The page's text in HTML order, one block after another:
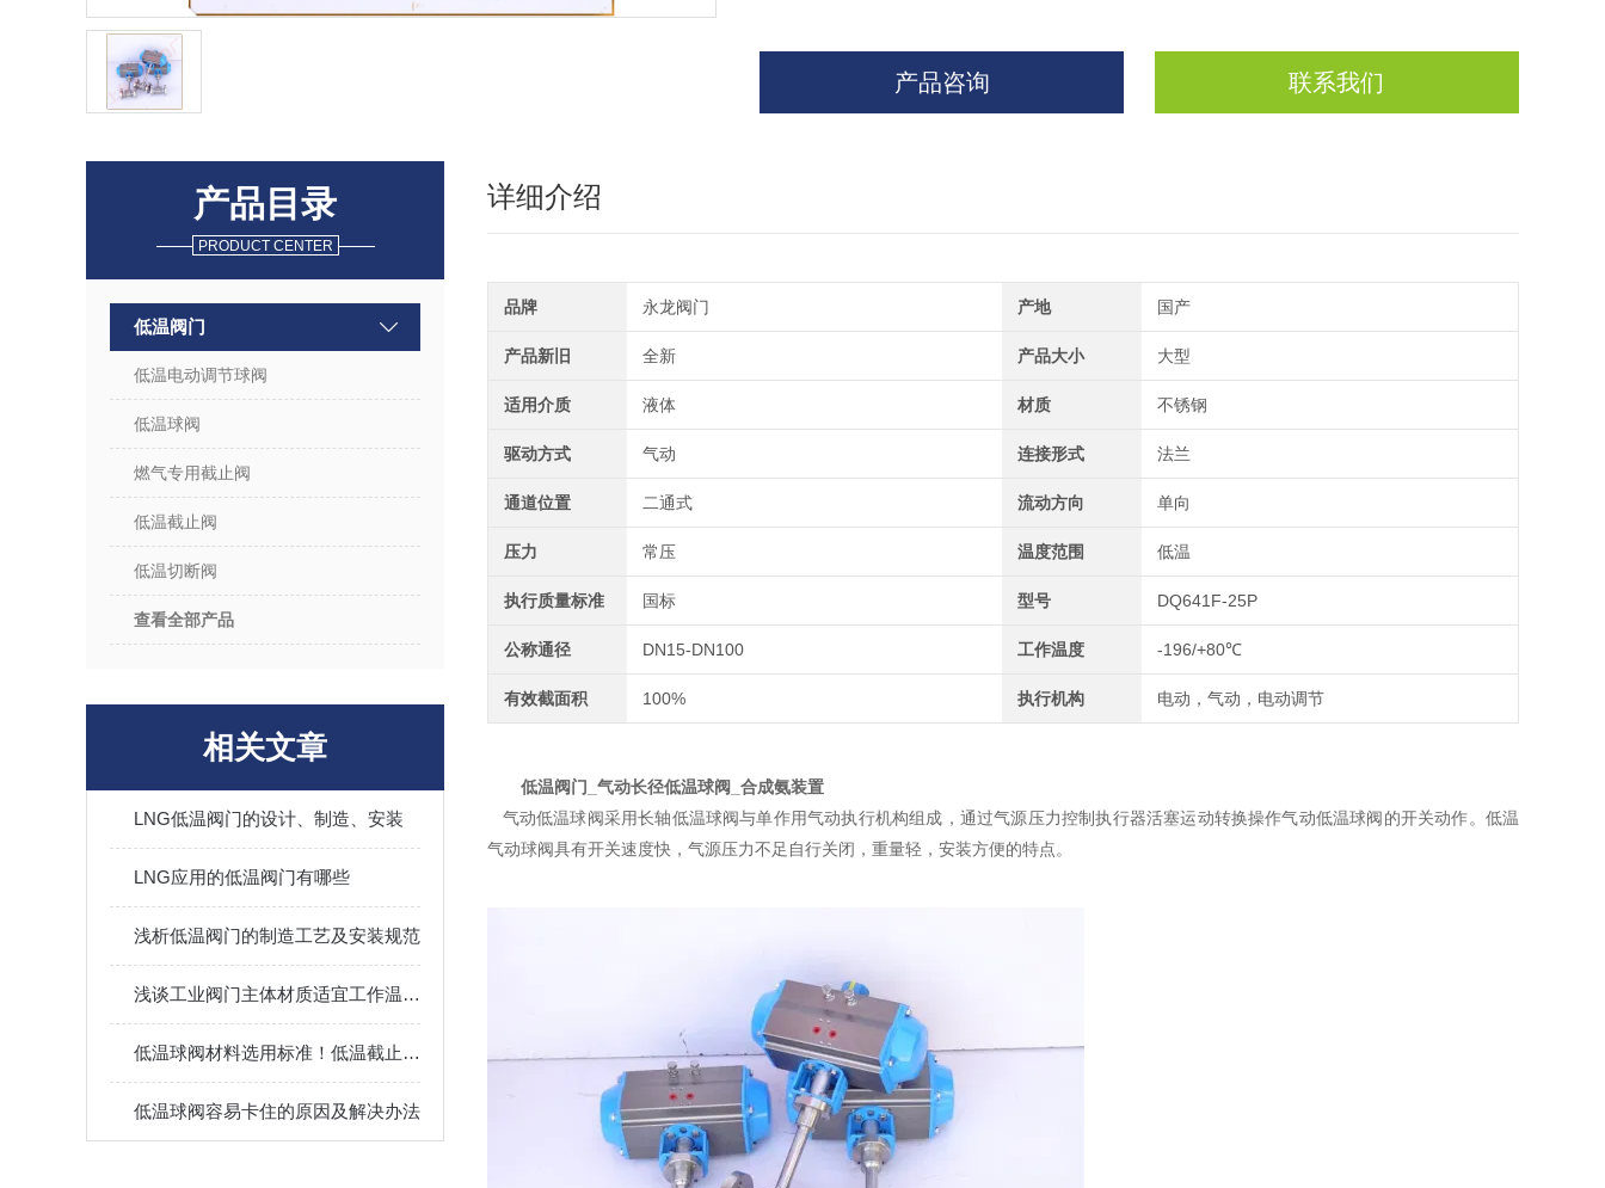
产品咨询 联系我们
产品目录
PRODUCT CENTER
低温阀门
低温电动调节球阀
低温球阀
燃气专用截止阀
低温截止阀
低温切断阀
查看全部产品
相关文章
LNG低温阀门的设计、制造、安装
LNG应用的低温阀门有哪些
浅析低温阀门的制造工艺及安装规范
浅谈工业阀门主体材质适宜工作温度|上海永龙阀门厂
低温球阀材料选用标准！低温截止阀技术设计参数！上海永龙阀门厂
低温球阀容易卡住的原因及解决办法
详细介绍
品牌 永龙阀门 产地 国产
产品新旧 全新 产品大小 大型
适用介质 液体 材质 不锈钢
驱动方式 气动 连接形式 法兰
通道位置 二通式 流动方向 单向
压力 常压 温度范围 低温
执行质量标准 国标 型号 DQ641F-25P
公称通径 DN15-DN100 工作温度 -196/+80℃
有效截面积 100% 执行机构 电动，气动，电动调节
低温阀门_气动长径低温球阀_合成氨装置
气动低温球阀采用长轴低温球阀与单作用气动执行机构组成，通过气源压力控制执行器活塞运动转换操作气动低温球阀的开关动作。低温
气动球阀具有开关速度快，气源压力不足自行关闭，重量轻，安装方便的特点。